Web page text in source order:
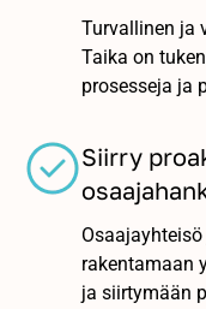
Turvallinen ja
Taika on
prosesseja ja
Siirry
rakentamaan
ja siirtymään